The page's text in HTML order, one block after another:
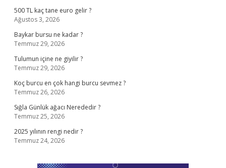
500 TL kaç tane euro gelir ?
Ağustos 3, 2026
Baykar bursu ne kadar ?
Temmuz 29, 2026
Tulumun içine ne giyilir ?
Temmuz 29, 2026
Koç burcu en çok hangi burcu sevmez ?
Temmuz 26, 2026
Sığla Günlük ağacı Nerededir ?
Temmuz 25, 2026
2025 yılının rengi nedir ?
Temmuz 24, 2026